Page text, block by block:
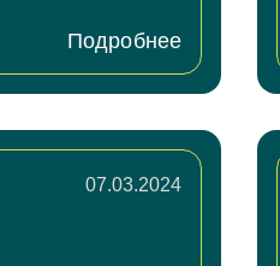
Подробнее
07.03.2024